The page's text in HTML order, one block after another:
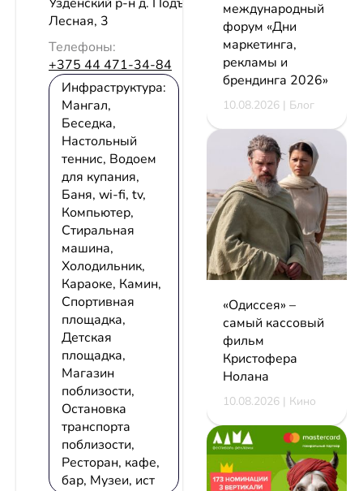
Лесная, 3
Телефоны:
+375 44 471-34-84
Инфраструктура:
Мангал,
Беседка,
Настольный
теннис, Водоем
для купания,
Баня, wi-fi, tv,
Компьютер,
Стиральная
машина,
Холодильник,
Караоке, Камин,
Спортивная
площадка,
Детская
площадка,
Магазин
поблизости,
Остановка
транспорта
поблизости,
Ресторан, кафе,
бар, Музеи, ист
международный
форум «Дни
маркетинга,
рекламы и
брендинга 2026»
10.08.2026 | Блог
«Одиссея» –
самый кассовый
фильм
Кристофера
Нолана
10.08.2026 | Кино